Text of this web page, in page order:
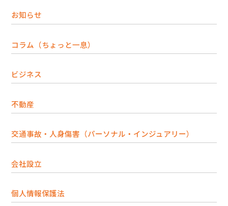
お知らせ
コラム（ちょっと一息）
ビジネス
不動産
交通事故・人身傷害（パーソナル・インジュアリー）
会社設立
個人情報保護法